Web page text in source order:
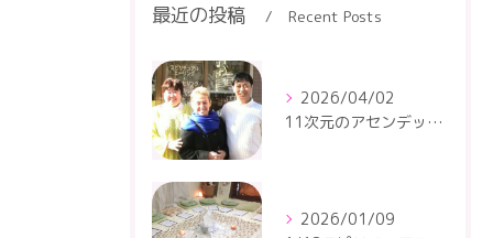
最近の投稿 Recent Posts
2026/04/02
11次元のアセンデッドマスター・アシュタールの4月のセッションです
2026/01/09